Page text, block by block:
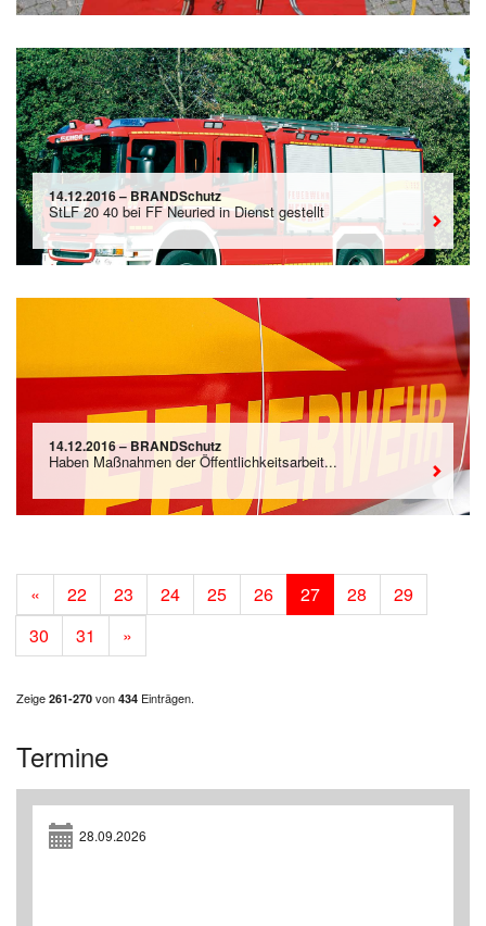
14.12.2016 – BRANDSchutz
StLF 20 40 bei FF Neuried in Dienst gestellt
14.12.2016 – BRANDSchutz
Haben Maßnahmen der Öffentlichkeitsarbeit...
« 22 23 24 25 26 27 28
29
30
31 »
Zeige 261-270 von 434 Einträgen.
Termine
28.09.2026